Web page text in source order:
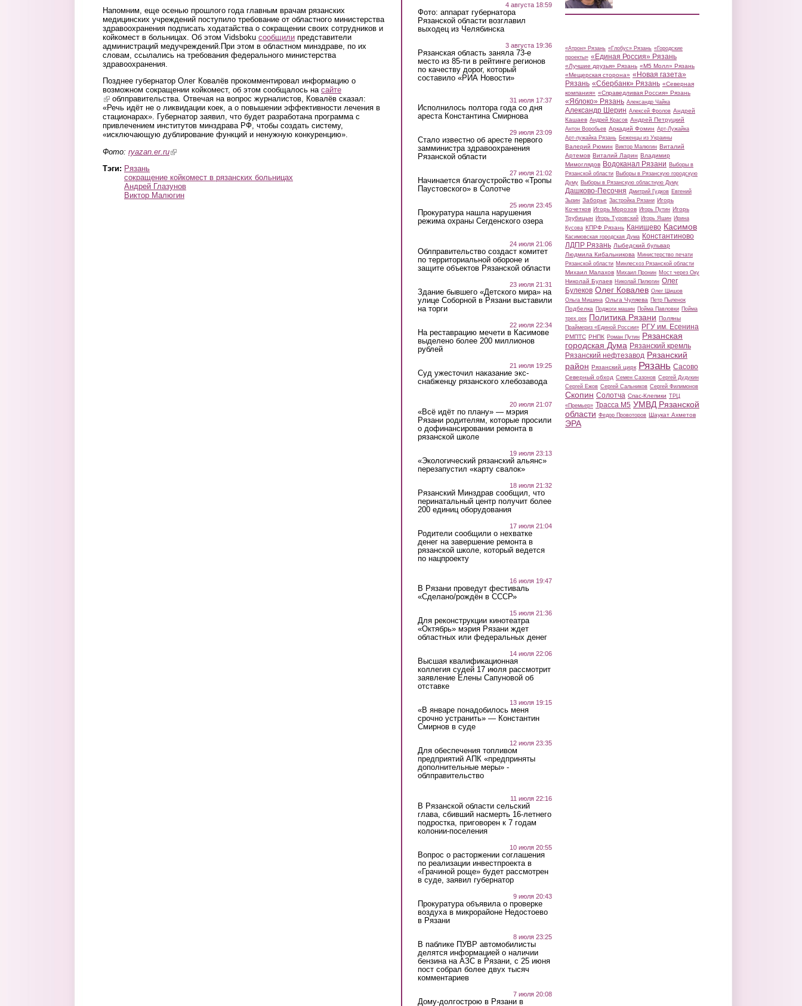
Напомним, еще осенью прошлого года главным врачам рязанских
медицинских учреждений поступило требование от областного министерства
здравоохранения подписать ходатайства о сокращении своих сотрудников и
койкомест в больницах. Об этом Vidsboku сообщили представители
администраций медучреждений.При этом в областном минздраве, по их
словам, ссылались на требования федерального министерства
здравоохранения.
Позднее губернатор Олег Ковалёв прокомментировал информацию о
возможном сокращении койкомест, об этом сообщалось на сайте
(link is external)
облправительства. Отвечая на вопрос журналистов, Ковалёв сказал:
«Речь идёт не о ликвидации коек, а о повышении эффективности лечения в
стационарах». Губернатор заявил, что будет разработана программа с
привлечением институтов минздрава РФ, чтобы создать систему,
«исключающую дублирование функций и ненужную конкуренцию».
Фото: ryazan.er.ru(link is external)
Тэги: Рязань
сокращение койкомест в рязанских больницах
Андрей Глазунов
Виктор Малюгин
4 августа 18:59
Фото: аппарат губернатора
Рязанской области возглавил
выходец из Челябинска
3 августа 19:36
Рязанская область заняла 73-е
место из 85-ти в рейтинге регионов
по качеству дорог, который
составило «РИА Новости»
31 июля 17:37
Исполнилось полтора года со дня
ареста Константина Смирнова
29 июля 23:09
Стало известно об аресте первого
замминистра здравоохранения
Рязанской области
27 июля 21:02
Начинается благоустройство «Тропы
Паустовского» в Солотче
25 июля 23:45
Прокуратура нашла нарушения
режима охраны Сегденского озера
24 июля 21:06
Облправительство создаст комитет
по территориальной обороне и
защите объектов Рязанской области
23 июля 21:31
Здание бывшего «Детского мира» на
улице Соборной в Рязани выставили
на торги
22 июля 22:34
На реставрацию мечети в Касимове
выделено более 200 миллионов
рублей
21 июля 19:25
Суд ужесточил наказание экс-
снабженцу рязанского хлебозавода
20 июля 21:07
«Всё идёт по плану» — мэрия
Рязани родителям, которые просили
о дофинансировании ремонта в
рязанской школе
19 июля 23:13
«Экологический рязанский альянс»
перезапустил «карту свалок»
18 июля 21:32
Рязанский Минздрав сообщил, что
перинатальный центр получит более
200 единиц оборудования
17 июля 21:04
Родители сообщили о нехватке
денег на завершение ремонта в
рязанской школе, который ведется
по нацпроекту
16 июля 19:47
В Рязани проведут фестиваль
«Сделано/рождён в СССР»
15 июля 21:36
Для реконструкции кинотеатра
«Октябрь» мэрия Рязани ждет
областных или федеральных денег
14 июля 22:06
Высшая квалификационная
коллегия судей 17 июля рассмотрит
заявление Елены Сапуновой об
отставке
13 июля 19:15
«В январе понадобилось меня
срочно устранить» — Константин
Смирнов в суде
12 июля 23:35
Для обеспечения топливом
предприятий АПК «предприняты
дополнительные меры» -
облправительство
11 июля 22:16
В Рязанской области сельский
глава, сбивший насмерть 16-летнего
подростка, приговорен к 7 годам
колонии-поселения
10 июля 20:55
Вопрос о расторжении соглашения
по реализации инвестпроекта в
«Грачиной роще» будет рассмотрен
в суде, заявил губернатор
9 июля 20:43
Прокуратура объявила о проверке
воздуха в микрорайоне Недостоево
в Рязани
8 июля 23:25
В паблике ПУВР автомобилисты
делятся информацией о наличии
бензина на АЗС в Рязани, с 25 июня
пост собрал более двух тысяч
комментариев
7 июля 20:08
Дому-долгострою в Рязани в
«Атрон» Рязань «Глобус» Рязань «Городские
проекты» «Единая Россия» Рязань
«Лучшие друзья» Рязань «М5 Молл» Рязань
«Мещерская сторона» «Новая газета»
Рязань «Сбербанк» Рязань «Северная
компания» «Справедливая Россия» Рязань
«Яблоко» Рязань Александр Чайка
Александр Шерин Алексей Фролов Андрей
Кашаев Андрей Красов Андрей Петруцкий
Антон Воробьев Аркадий Фомин Арт-Лужайка
Арт-лужайка Рязань Беженцы из Украины
Валерий Рюмин Виктор Малюгин Виталий
Артемов Виталий Ларин Владимир
Мимоглядов Водоканал Рязани Выборы в
Рязанской области Выборы в Рязанскую городскую
Думу Выборы в Рязанскую областную Думу
Дашково-Песочня Дмитрий Гудков Евгений
Зызин Заборье Застройка Рязани Игорь
Кочетков Игорь Морозов Игорь Путин Игорь
Трубицын Игорь Туровский Игорь Яшин Ирина
Кусова КПРФ Рязань Канищево Касимов
Касимовская городская Дума Константиново
ЛДПР Рязань Лыбедский бульвар
Людмила Кибальникова Министерство печати
Рязанской области Минлесхоз Рязанской области
Михаил Малахов Михаил Пронин Мост через Оку
Николай Булаев Николай Пилюгин Олег
Булеков Олег Ковалев Олег Шишов
Ольга Мишина Ольга Чуляева Петр Пыленок
Подбелка Поджоги машин Пойма Павловки Пойма
трех рек Политика Рязани Поляны
Праймериз «Единой России» РГУ им. Есенина
РМПТС РНПК Роман Путин Рязанская
городская Дума Рязанский кремль
Рязанский нефтезавод Рязанский
район Рязанский цирк Рязань Сасово
Северный обход Семен Сазонов Сергей Дудукин
Сергей Ежов Сергей Сальников Сергей Филимонов
Скопин Солотча Спас-Клепики ТРЦ
«Премьер» Трасса М5 УМВД Рязанской
области Федор Провоторов Шаукат Ахметов
ЭРА